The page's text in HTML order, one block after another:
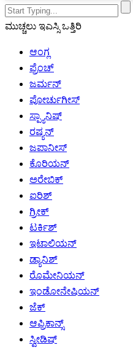
ಮುಚ್ಚಲು ಇಎಸ್ಸಿ ಒತ್ತಿರಿ
ಆಂಗ್ಲ
ಫ್ರೆಂಚ್
ಜರ್ಮನ್
ಪೋರ್ಚುಗೀಸ್
ಸ್ಪ್ಯಾನಿಷ್
ರಷ್ಯನ್
ಜಪಾನೀಸ್
ಕೊರಿಯನ್
ಅರೇಬಿಕ್
ಐರಿಶ್
ಗ್ರೀಕ್
ಟರ್ಕಿಶ್
ಇಟಾಲಿಯನ್
ಡ್ಯಾನಿಶ್
ರೊಮೇನಿಯನ್
ಇಂಡೋನೇಷಿಯನ್
ಜೆಕ್
ಆಫ್ರಿಕಾನ್ಸ್
ಸ್ವೀಡಿಷ್